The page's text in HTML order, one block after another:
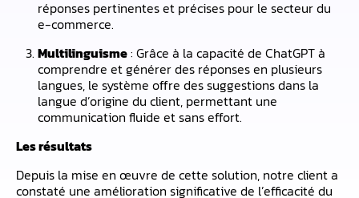
réponses pertinentes et précises pour le secteur du
e-commerce.
Multilinguisme: Grâce à la capacité de ChatGPT à
comprendre et générer des réponses en plusieurs
langues, le système offre des suggestions dans la
langue d’origine du client, permettant une
communication fluide et sans effort.
Les résultats
Depuis la mise en œuvre de cette solution, notre client a
constaté une amélioration significative de l’efficacité du